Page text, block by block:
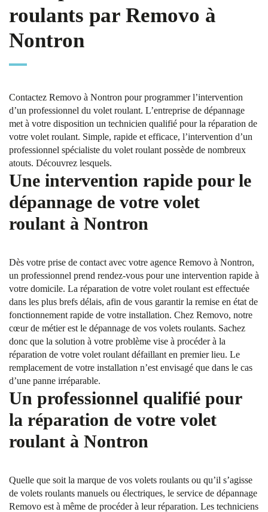
roulants par Removo à
Nontron
Contactez Removo à Nontron pour programmer l’intervention
d’un professionnel du volet roulant. L’entreprise de dépannage
met à votre disposition un technicien qualifié pour la réparation de
votre volet roulant. Simple, rapide et efficace, l’intervention d’un
professionnel spécialiste du volet roulant possède de nombreux
atouts. Découvrez lesquels.
Une intervention rapide pour le
dépannage de votre volet
roulant à Nontron
Dès votre prise de contact avec votre agence Removo à Nontron,
un professionnel prend rendez-vous pour une intervention rapide à
votre domicile. La réparation de votre volet roulant est effectuée
dans les plus brefs délais, afin de vous garantir la remise en état de
fonctionnement rapide de votre installation. Chez Removo, notre
cœur de métier est le dépannage de vos volets roulants. Sachez
donc que la solution à votre problème vise à procéder à la
réparation de votre volet roulant défaillant en premier lieu. Le
remplacement de votre installation n’est envisagé que dans le cas
d’une panne irréparable.
Un professionnel qualifié pour
la réparation de votre volet
roulant à Nontron
Quelle que soit la marque de vos volets roulants ou qu’il s’agisse
de volets roulants manuels ou électriques, le service de dépannage
Removo est à même de procéder à leur réparation. Les techniciens